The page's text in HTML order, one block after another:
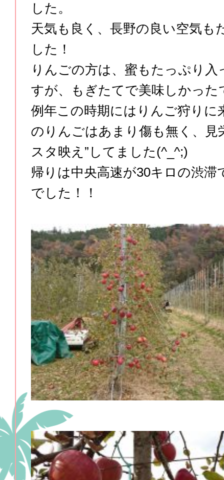
した。
天気も良く、長野の良い空気も
した！
りんごの方は、蜜もたっぷり
すが、もぎたてで美味しかった
例年この時期にはりんご狩りに
のりんごはあまり傷も無く、見
スタ映え”してました(^_^;)
帰りは中央高速が30キロの渋滞
でした！！